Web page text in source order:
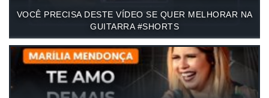
VOCÊ PRECISA DESTE VÍDEO SE QUER MELHORAR NA
GUITARRA #SHORTS